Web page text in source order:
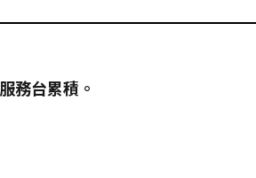
務台累積。